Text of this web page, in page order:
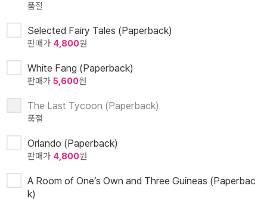
품절
Selected Fairy Tales (Paperback)
판매가 4,800원
White Fang (Paperback)
판매가 5,600원
The Last Tycoon (Paperback)
품절
Orlando (Paperback)
판매가 4,800원
A Room of One’s Own and Three Guineas (Paperbac
k)